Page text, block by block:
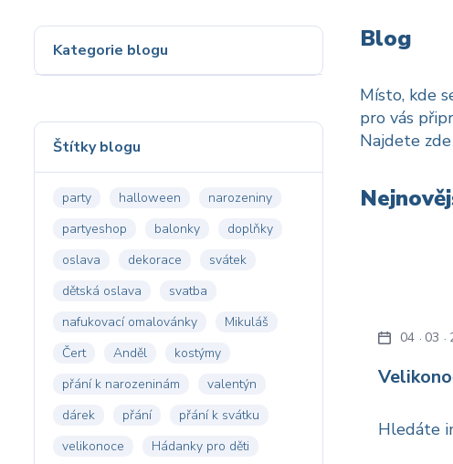
Kategorie blogu
Štítky blogu
party halloween
narozeniny
partyeshop
balonky
doplňky
oslava
dekorace
svátek
dětská oslava
svatba
nafukovací omalovánky
Mikuláš
Čert
Anděl
kostýmy
přání k narozeninám
valentýn
dárek
přání
přání k svátku
velikonoce
Hádanky pro děti
Blog
Místo, kde
pro vás
Najdete
04 03
Hledáte